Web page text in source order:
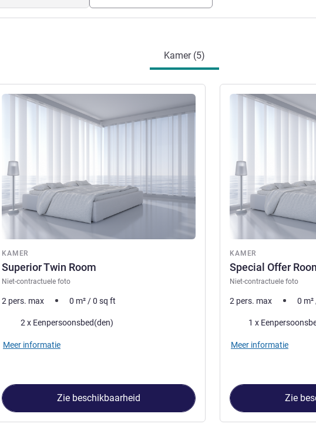
Kamer (5)
Kamer
KAMER
Superior Twin Room
Niet-contractuele foto
Meer informatie
2 pers. max 0 m² /0 sq ft
Beddengoed
2 x Eenpersoonsbed(den)
Meer informatie
Zie beschikbaarheid
KAMER
Special Offer
Niet-contractuele foto
Meer informatie
2 pers. max 0 m²
Beddengoed
1 x
Meer informatie
Zie